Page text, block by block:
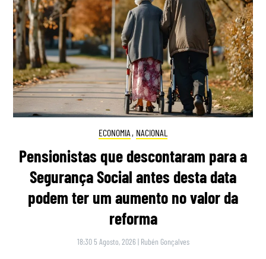
ECONOMIA , NACIONAL
Pensionistas que descontaram para a
Segurança Social antes desta data
podem ter um aumento no valor da
reforma
18:30 5 Agosto, 2026 | Rubén Gonçalves